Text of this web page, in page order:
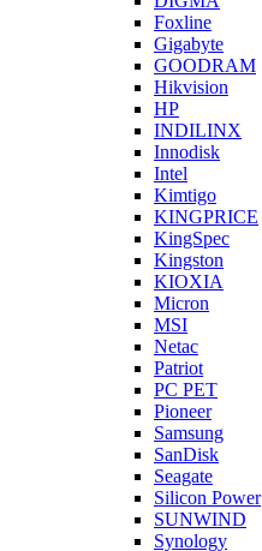
Foxline
Gigabyte
GOODRAM
Hikvision
HP
INDILINX
Innodisk
Intel
Kimtigo
KINGPRICE
KingSpec
Kingston
KIOXIA
Micron
MSI
Netac
Patriot
PC PET
Pioneer
Samsung
SanDisk
Seagate
Silicon Power
SUNWIND
Synology